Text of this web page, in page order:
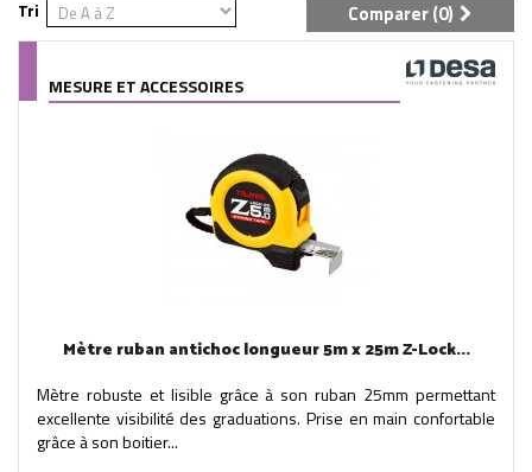
Tri Comparer (0)
MESURE ET ACCESSOIRES
Mètre ruban antichoc longueur 5m x 25m Z-Lock...
Mètre robuste et lisible grâce à son ruban 25mm permettant
excellente visibilité des graduations. Prise en main confortable
grâce à son boitier...